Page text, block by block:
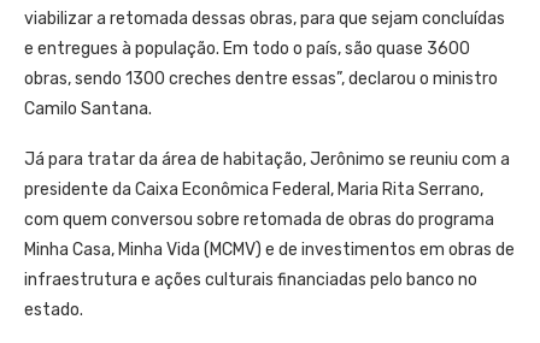
viabilizar a retomada dessas obras, para que sejam concluídas
e entregues à população. Em todo o país, são quase 3600
obras, sendo 1300 creches dentre essas”, declarou o ministro
Camilo Santana.
Já para tratar da área de habitação, Jerônimo se reuniu com a
presidente da Caixa Econômica Federal, Maria Rita Serrano,
com quem conversou sobre retomada de obras do programa
Minha Casa, Minha Vida (MCMV) e de investimentos em obras de
infraestrutura e ações culturais financiadas pelo banco no
estado.